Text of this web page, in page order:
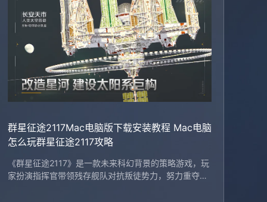
群星征途2117Mac电脑版下载安装教程 Mac电脑
怎么玩群星征途2117攻略
《群星征途2117》是一款未来科幻背景的策略游戏，玩
家扮演指挥官带领残存舰队对抗叛徒势力，努力重夺家